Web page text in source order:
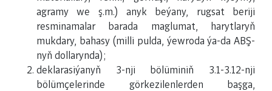
agramy we ş.m.) anyk beýany, rugsat beriji
resminamalar barada maglumat, harytlaryň
mukdary, bahasy (milli pulda, ýewroda ýa-da ABŞ-
nyň dollarynda);
deklarasiýanyň 3-nji bölüminiň 3.1-3.12-nji
bölümçelerinde görkezilenlerden başga,